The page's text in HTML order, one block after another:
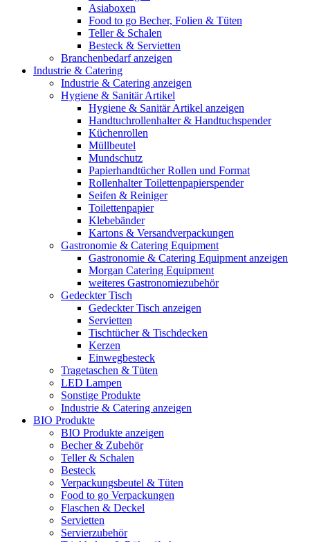
Asiaboxen
Food to go Becher, Folien & Tüten
Teller & Schalen
Besteck & Servietten
Branchenbedarf anzeigen
Industrie & Catering
Industrie & Catering anzeigen
Hygiene & Sanitär Artikel
Hygiene & Sanitär Artikel anzeigen
Handtuchrollenhalter & Handtuchspender
Küchenrollen
Müllbeutel
Mundschutz
Papierhandtücher Rollen und Format
Rollenhalter Toilettenpapierspender
Seifen & Reiniger
Toilettenpapier
Klebebänder
Kartons & Versandverpackungen
Gastronomie & Catering Equipment
Gastronomie & Catering Equipment anzeigen
Morgan Catering Equipment
weiteres Gastronomiezubehör
Gedeckter Tisch
Gedeckter Tisch anzeigen
Servietten
Tischtücher & Tischdecken
Kerzen
Einwegbesteck
Tragetaschen & Tüten
LED Lampen
Sonstige Produkte
Industrie & Catering anzeigen
BIO Produkte
BIO Produkte anzeigen
Becher & Zubehör
Teller & Schalen
Besteck
Verpackungsbeutel & Tüten
Food to go Verpackungen
Flaschen & Deckel
Servietten
Servierzubehör